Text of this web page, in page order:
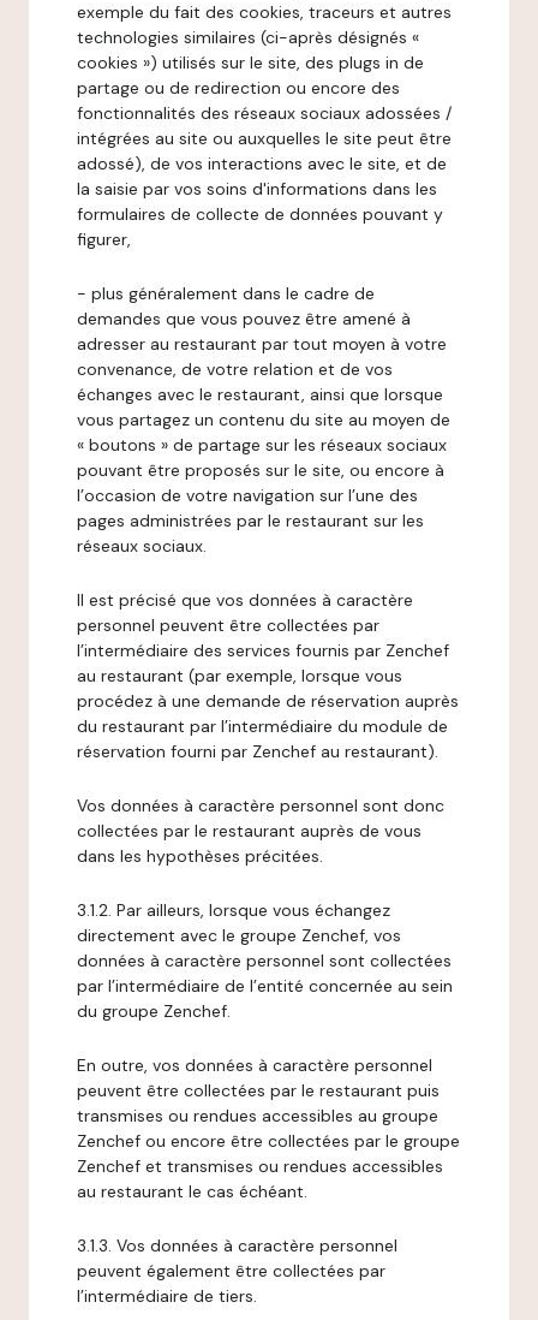
exemple du fait des cookies, traceurs et autres
technologies similaires (ci-après désignés «
cookies ») utilisés sur le site, des plugs in de
partage ou de redirection ou encore des
fonctionnalités des réseaux sociaux adossées /
intégrées au site ou auxquelles le site peut être
adossé), de vos interactions avec le site, et de
la saisie par vos soins d'informations dans les
formulaires de collecte de données pouvant y
figurer,
- plus généralement dans le cadre de
demandes que vous pouvez être amené à
adresser au restaurant par tout moyen à votre
convenance, de votre relation et de vos
échanges avec le restaurant, ainsi que lorsque
vous partagez un contenu du site au moyen de
« boutons » de partage sur les réseaux sociaux
pouvant être proposés sur le site, ou encore à
l’occasion de votre navigation sur l’une des
pages administrées par le restaurant sur les
réseaux sociaux.
Il est précisé que vos données à caractère
personnel peuvent être collectées par
l’intermédiaire des services fournis par Zenchef
au restaurant (par exemple, lorsque vous
procédez à une demande de réservation auprès
du restaurant par l’intermédiaire du module de
réservation fourni par Zenchef au restaurant).
Vos données à caractère personnel sont donc
collectées par le restaurant auprès de vous
dans les hypothèses précitées.
3.1.2. Par ailleurs, lorsque vous échangez
directement avec le groupe Zenchef, vos
données à caractère personnel sont collectées
par l’intermédiaire de l’entité concernée au sein
du groupe Zenchef.
En outre, vos données à caractère personnel
peuvent être collectées par le restaurant puis
transmises ou rendues accessibles au groupe
Zenchef ou encore être collectées par le groupe
Zenchef et transmises ou rendues accessibles
au restaurant le cas échéant.
3.1.3. Vos données à caractère personnel
peuvent également être collectées par
l’intermédiaire de tiers.